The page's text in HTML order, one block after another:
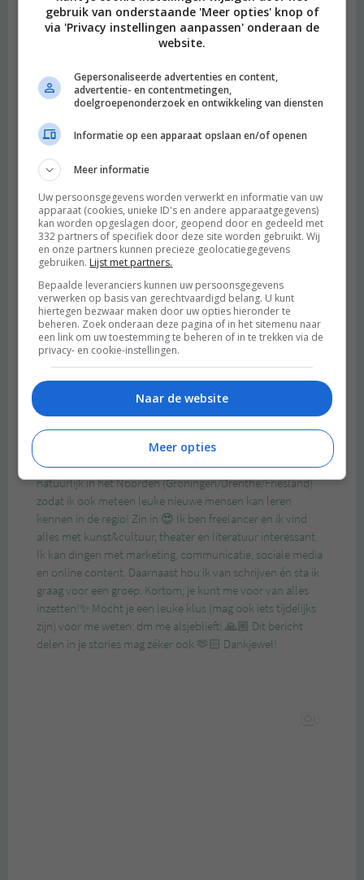
gebruik van onderstaande 'Meer opties' knop of
via 'Privacy instellingen aanpassen' onderaan de
website.
Gepersonaliseerde advertenties en content,
advertentie- en contentmetingen,
doelgroepenonderzoek en ontwikkeling van diensten
Informatie op een apparaat opslaan en/of openen
Meer informatie
Uw persoonsgegevens worden verwerkt en informatie van uw
apparaat (cookies, unieke ID's en andere apparaatgegevens)
kan worden opgeslagen door, geopend door en gedeeld met
332 partners of specifiek door deze site worden gebruikt. Wij
en onze partners kunnen precieze geolocatiegegevens
gebruiken. Lijst met partners.
Bepaalde leveranciers kunnen uw persoonsgegevens
verwerken op basis van gerechtvaardigd belang. U kunt
hiertegen bezwaar maken door uw opties hieronder te
beheren. Zoek onderaan deze pagina of in het sitemenu naar
een link om uw toestemming te beheren of in te trekken via de
privacy- en cookie-instellingen.
Naar de website
Meer opties